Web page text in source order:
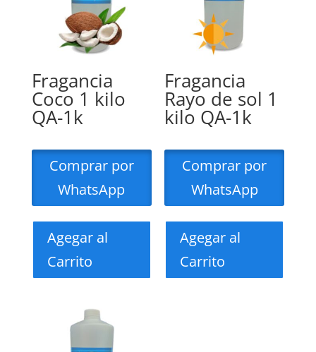
Fragancia
Coco 1 kilo
QA-1k
Comprar por
WhatsApp
Agegar al
Carrito
Fragancia
Rayo de sol 1
kilo QA-1k
Comprar por
WhatsApp
Agegar al
Carrito